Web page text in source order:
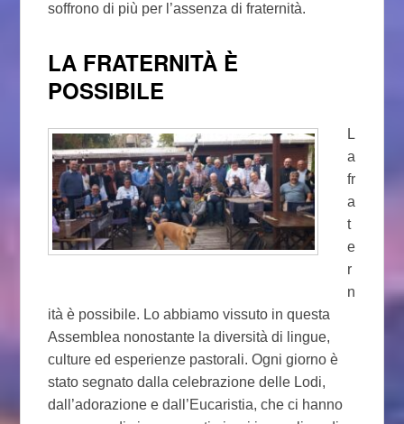
soffrono di più per l’assenza di fraternità.
LA FRATERNITÀ È
POSSIBILE
L
a
fr
a
t
e
r
n
ità è possibile. Lo abbiamo vissuto in questa
Assemblea nonostante la diversità di lingue,
culture ed esperienze pastorali. Ogni giorno è
stato segnato dalla celebrazione delle Lodi,
dall’adorazione e dall’Eucaristia, che ci hanno